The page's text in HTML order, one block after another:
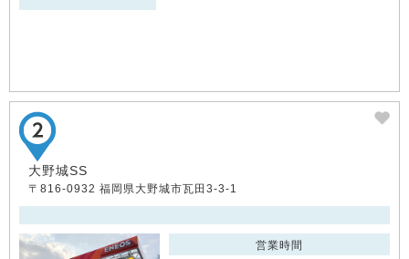
大野城SS
〒816-0932 福岡県大野城市瓦田3-3-1
営業時間